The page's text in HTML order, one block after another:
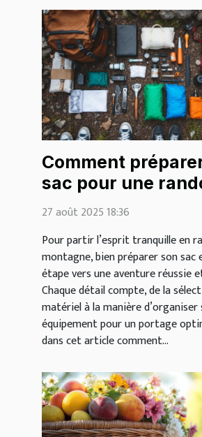
Comment
sac pour une
en montagne ?
27 août 2025 18:36
Pour partir l’esprit tranquille en
montagne, bien préparer son sac
étape vers une aventure réussie
Chaque détail compte, de la
matériel à la manière d’organiser
équipement pour un portage
dans cet article comment...